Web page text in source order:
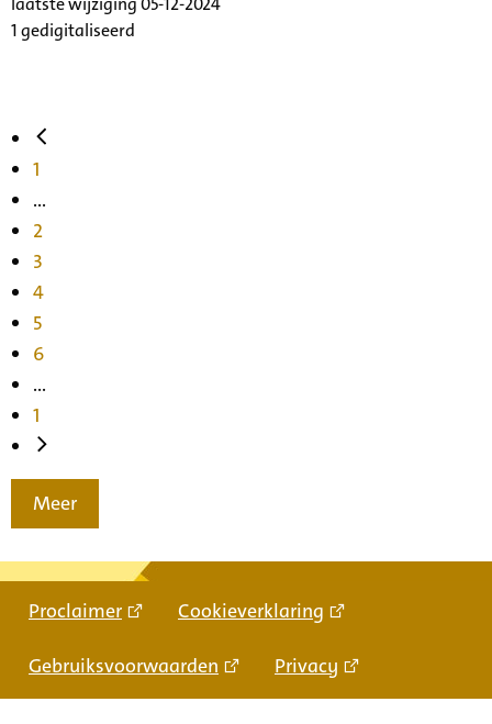
1 gedigitaliseerd
1
...
2
3
4
5
6
...
1
Meer
Proclaimer Cookieverklaring
Gebruiksvoorwaarden Privacy